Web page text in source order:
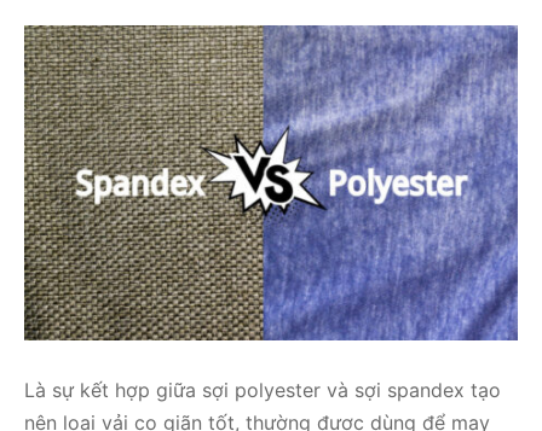
Là sự kết hợp giữa sợi polyester và sợi spandex tạo
nên loại vải co giãn tốt, thường được dùng để may